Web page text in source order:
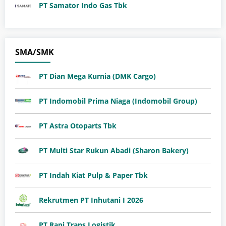
PT Samator Indo Gas Tbk
SMA/SMK
PT Dian Mega Kurnia (DMK Cargo)
PT Indomobil Prima Niaga (Indomobil Group)
PT Astra Otoparts Tbk
PT Multi Star Rukun Abadi (Sharon Bakery)
PT Indah Kiat Pulp & Paper Tbk
Rekrutmen PT Inhutani I 2026